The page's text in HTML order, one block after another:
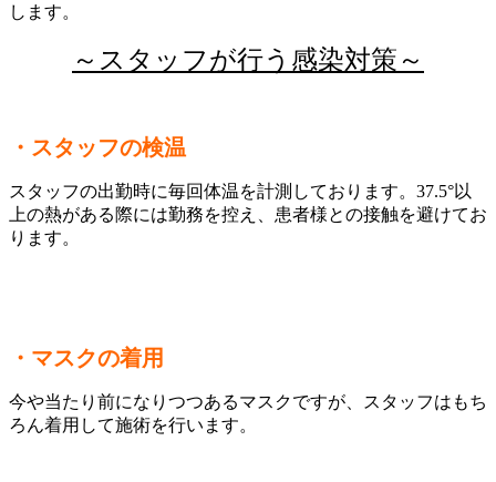
します。
～スタッフが行う感染対策～
・スタッフの検温
スタッフの出勤時に毎回体温を計測しております。37.5°以
上の熱がある際には勤務を控え、患者様との接触を避けてお
ります。
・マスクの着用
今や当たり前になりつつあるマスクですが、スタッフはもち
ろん着用して施術を行います。